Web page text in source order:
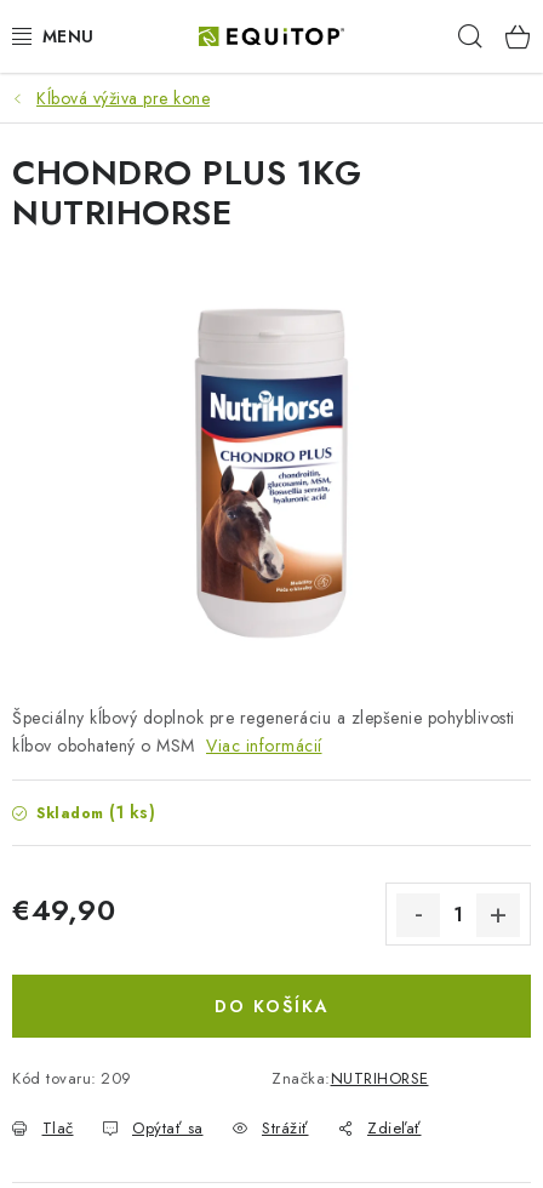
na
JAZDEC
KÔŇ
PONY
DARČEKOVÉ POUKAZY
ZNAČKY
Obchodné podmienky
Podmienky ochrany osobných údajov
Napíšte nám
Kĺbová výživa pre kone
Špeciálny kĺbový doplnok pre regeneráciu a zlepšenie pohyblivosti
kĺbov obohatený o MSM Viac informácií
Skladom (1 ks)
€49,90
DO KOŠÍKA
Kód tovaru: 209 Značka:NUTRIHORSE
Tlač Opýtať sa Strážiť Zdieľať
CHONDRO PLUS 1KG
NUTRIHORSE